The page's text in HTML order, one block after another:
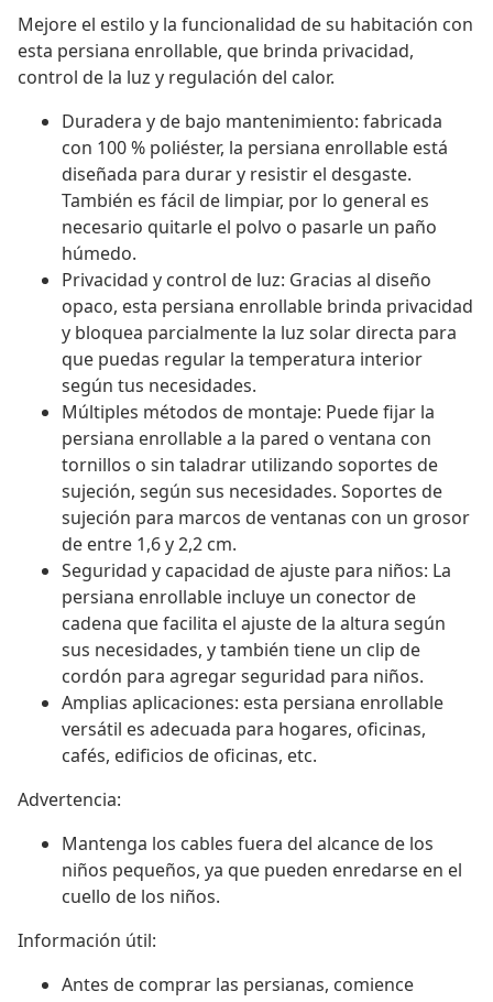
Mejore el estilo y la funcionalidad de su habitación con
esta persiana enrollable, que brinda privacidad,
control de la luz y regulación del calor.
Duradera y de bajo mantenimiento: fabricada
con 100 % poliéster, la persiana enrollable está
diseñada para durar y resistir el desgaste.
También es fácil de limpiar, por lo general es
necesario quitarle el polvo o pasarle un paño
húmedo.
Privacidad y control de luz: Gracias al diseño
opaco, esta persiana enrollable brinda privacidad
y bloquea parcialmente la luz solar directa para
que puedas regular la temperatura interior
según tus necesidades.
Múltiples métodos de montaje: Puede fijar la
persiana enrollable a la pared o ventana con
tornillos o sin taladrar utilizando soportes de
sujeción, según sus necesidades. Soportes de
sujeción para marcos de ventanas con un grosor
de entre 1,6 y 2,2 cm.
Seguridad y capacidad de ajuste para niños: La
persiana enrollable incluye un conector de
cadena que facilita el ajuste de la altura según
sus necesidades, y también tiene un clip de
cordón para agregar seguridad para niños.
Amplias aplicaciones: esta persiana enrollable
versátil es adecuada para hogares, oficinas,
cafés, edificios de oficinas, etc.
Advertencia:
Mantenga los cables fuera del alcance de los
niños pequeños, ya que pueden enredarse en el
cuello de los niños.
Información útil:
Antes de comprar las persianas, comience